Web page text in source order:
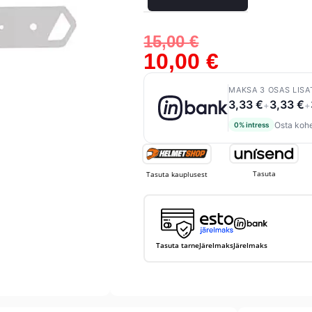
15,00€
10,00€
MAKSA 3 OSAS
3,33 €+3,33 €+
0% intress Osta
Tasuta kauplusest Tasuta
Tasuta tarneJärelmaksJärelmaks